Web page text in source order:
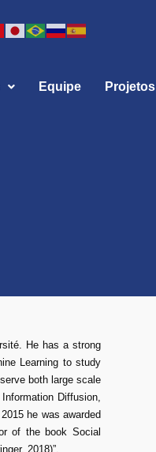
Equipe Projetos
He has a strong
Learning to study
both large scale
Diffusion,
he was awarded
of the book Social
2018)”.